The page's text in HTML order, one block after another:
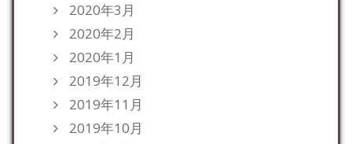
2020年3月
2020年2月
2020年1月
2019年12月
2019年11月
2019年10月